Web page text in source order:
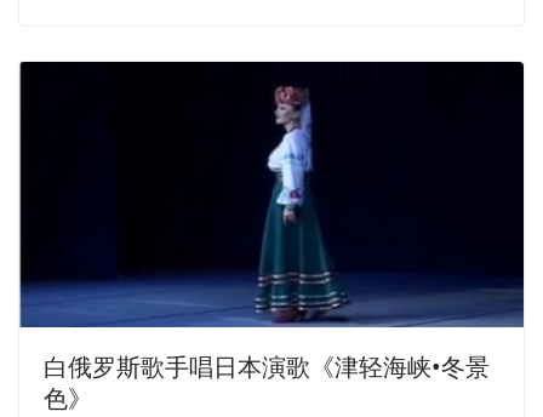
白俄罗斯歌手唱日本演歌《津轻海峡•冬景
色》